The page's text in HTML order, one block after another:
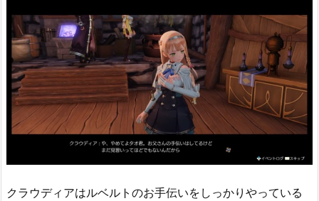
クラウディアはルベルトのお手伝いをしっかりやっている